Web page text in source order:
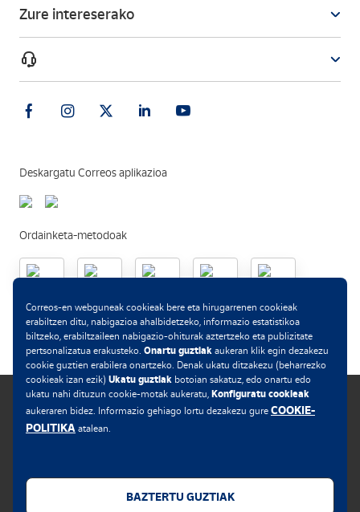
Zure intereserako
Deskargatu Correos aplikazioa
Ordainketa-metodoak
Lege-oharra
Correos-en webguneak cookieak bere eta hirugarrenen cookieak
erabiltzen ditu, nabigazioa ahalbidetzeko, informazio estatistikoa
biltzeko, erabiltzaileen nabigazio-ohiturak aztertzeko eta publizitate
pertsonalizatua erakusteko. Onartu guztiak aukeran klik egin dezakezu
cookie guztien erabilera onartzeko. Denak ukatu ditzakezu (beharrezko
cookieak izan ezik) Ukatu guztiak botoian sakatuz, edo onartu edo
ukatu nahi dituzun cookie-motak aukeratu, Konfiguratu cookieak
aukeraren bidez. Informazio gehiago lortu dezakezu gure COOKIE-
POLITIKA atalean.
BAZTERTU GUZTIAK